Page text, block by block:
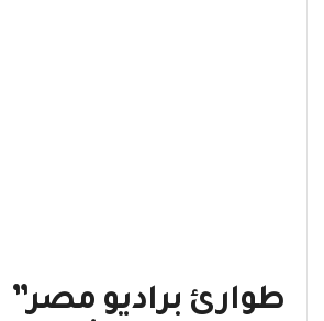
طوارئ براديو مصر”